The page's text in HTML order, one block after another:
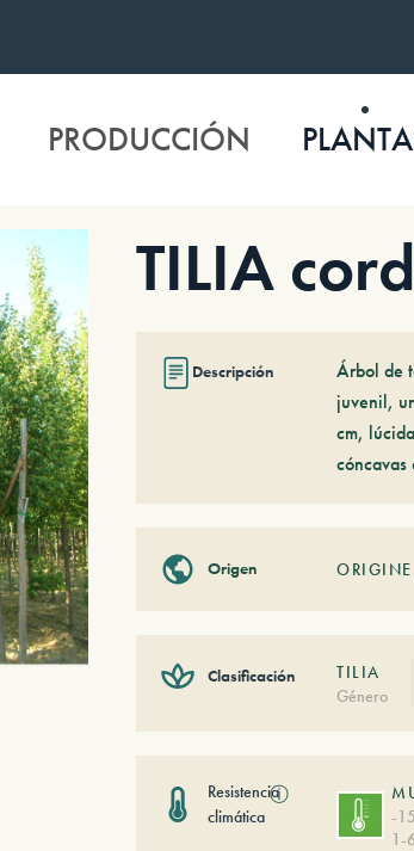
PRODUCCIÓN
TILIA
Descripción
Árbol de
juvenil,
cm,
cóncavas
Origen
Clasificación
TILIA
Género
Resistencia
climática
ⓘ
-
1-6